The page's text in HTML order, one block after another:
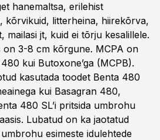
hanemaltsa, erilehist
kõrvikuid, litterheina, hiirekõrva,
mailasi jt, kuid ei tõrju kesalillele.
on 3-8 cm kõrgune. MCPA on
kui Butoxone’ga (MCPB).
kasutada toodet Benta 480
kui Basagran 480,
480 SL’i pritsida umbrohu
Lubatud on ka jaotatud
esimeste idulehtede